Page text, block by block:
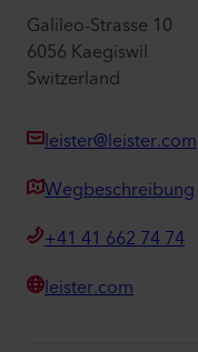
Galileo-Strasse 10
6056 Kaegiswil
Switzerland
leister@leister.com
Wegbeschreibung
+41 41 662 74 74
leister.com